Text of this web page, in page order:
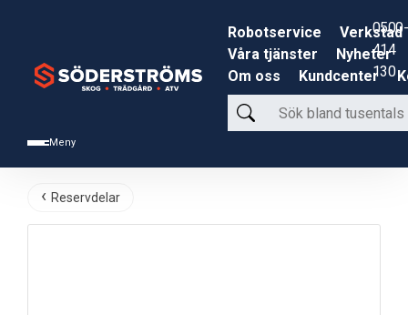
Meny
Robotservice
Verkstad
Våra tjänster
Nyheter
Om oss
Kundcenter
Sök
bland
produkter
0500-
414
130
Reservdelar